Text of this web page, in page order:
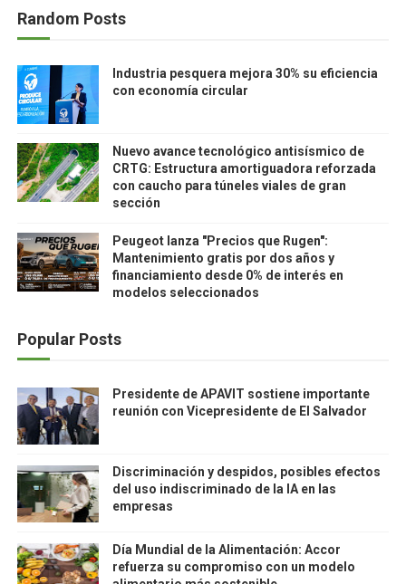
Random Posts
Industria pesquera mejora 30% su eficiencia
con economía circular
Nuevo avance tecnológico antisísmico de
CRTG: Estructura amortiguadora reforzada
con caucho para túneles viales de gran
sección
Peugeot lanza "Precios que Rugen":
Mantenimiento gratis por dos años y
financiamiento desde 0% de interés en
modelos seleccionados
Popular Posts
Presidente de APAVIT sostiene importante
reunión con Vicepresidente de El Salvador
Discriminación y despidos, posibles efectos
del uso indiscriminado de la IA en las
empresas
Día Mundial de la Alimentación: Accor
refuerza su compromiso con un modelo